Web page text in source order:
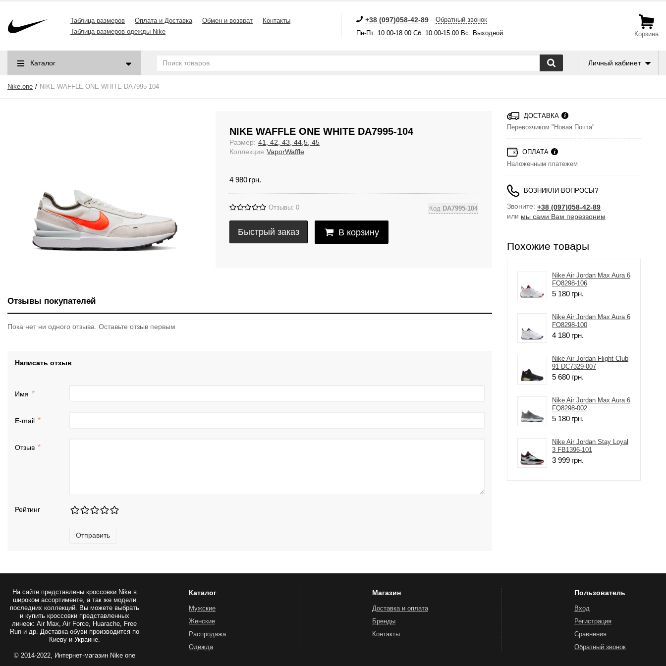
Таблица размеров Оплата и Доставка Обмен и возврат
Контакты
Таблица размеров одежды Nike
+38 (097)058-42-89
Обратный звонок
Пн-Пт: 10:00-18:00 Сб: 10:00-15:00 Вс: Выходной.
Корзина
Каталог Личный кабинет
Nike.one NIKE WAFFLE ONE WHITE DA7995-104
NIKE WAFFLE ONE WHITE DA7995-104
Размер: 41, 42, 43, 44,5, 45
Коллекция VaporWaffle
4 980 грн.
Отзывы: 0 Код DA7995-104
Быстрый заказ В корзину
Отзывы покупателей
Пока нет ни одного отзыва. Оставьте отзыв первым
Написать отзыв
Имя
E-mail
Отзыв
Рейтинг
Отправить
ДОСТАВКА
Перевозчиком "Новая Почта"
ОПЛАТА
Наложенным платежем
ВОЗНИКЛИ ВОПРОСЫ?
Звоните: +38 (097)058-42-89
или мы сами Вам перезвоним
Похожие товары
Nike Air Jordan Max Aura 6
FQ8298-106
5 180 грн.
Nike Air Jordan Max Aura 6
FQ8298-100
4 180 грн.
Nike Air Jordan Flight Club
91 DC7329-007
5 680 грн.
Nike Air Jordan Max Aura 6
FQ8298-002
5 180 грн.
Nike Air Jordan Stay Loyal
3 FB1396-101
3 999 грн.
На сайте представлены кроссовки Nikeв
широком ассортименте, а так же модели
последних коллекций. Вы можете выбрать
и купить кроссовки представленных
линеек: Air Max, Air Force, Huarache, Free
Run и др. Доставка обуви производится по
Киеву и Украине.
© 2014-2022, Интернет-магазин Nike one
Каталог
Мужские
Женские
Распродажа
Одежда
Магазин
Доставка и оплата
Бренды
Контакты
Пользователь
Вход
Регистрация
Сравнения
Обратный звонок